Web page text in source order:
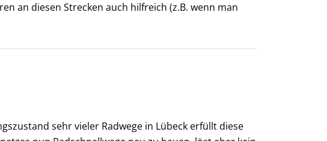
an diesen Strecken auch hilfreich (z.B. wenn man
sehr vieler Radwege in Lübeck erfüllt diese